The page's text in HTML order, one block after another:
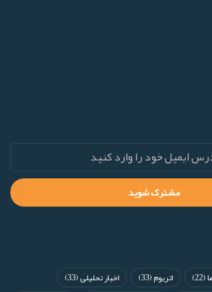
(22) اتریوم(33) اخبار تحلیلی(33)